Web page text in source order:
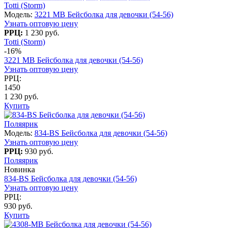
Totti (Storm)
Модель: 3221 МВ Бейсболка для девочки (54-56)
Узнать оптовую цену
РРЦ: 1 230 руб.
Totti (Storm)
-16%
3221 МВ Бейсболка для девочки (54-56)
Узнать оптовую цену
РРЦ:
1450
1 230 руб.
Купить
Поляярик
Модель: 834-BS Бейсболка для девочки (54-56)
Узнать оптовую цену
РРЦ: 930 руб.
Поляярик
Новинка
834-BS Бейсболка для девочки (54-56)
Узнать оптовую цену
РРЦ:
930 руб.
Купить